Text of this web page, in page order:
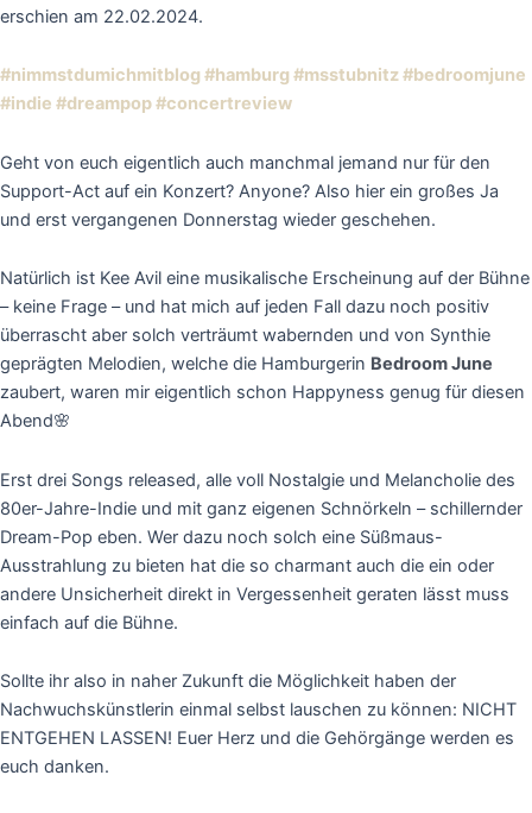
erschien am 22.02.2024.
#nimmstdumichmitblog #hamburg #msstubnitz#bedroomjune
#indie #dreampop#concertreview
Geht von euch eigentlich auch manchmal jemand nur für den
Support-Act auf ein Konzert? Anyone? Also hier ein großes Ja
und erst vergangenen Donnerstag wieder geschehen.
Natürlich ist Kee Avil eine musikalische Erscheinung auf der Bühne
– keine Frage – und hat mich auf jeden Fall dazu noch positiv
überrascht aber solch verträumt wabernden und von Synthie
geprägten Melodien, welche die Hamburgerin Bedroom June
zaubert, waren mir eigentlich schon Happyness genug für diesen
Abend🌸
Erst drei Songs released, alle voll Nostalgie und Melancholie des
80er-Jahre-Indie und mit ganz eigenen Schnörkeln – schillernder
Dream-Pop eben. Wer dazu noch solch eine Süßmaus-
Ausstrahlung zu bieten hat die so charmant auch die ein oder
andere Unsicherheit direkt in Vergessenheit geraten lässt muss
einfach auf die Bühne.
Sollte ihr also in naher Zukunft die Möglichkeit haben der
Nachwuchskünstlerin einmal selbst lauschen zu können: NICHT
ENTGEHEN LASSEN! Euer Herz und die Gehörgänge werden es
euch danken.